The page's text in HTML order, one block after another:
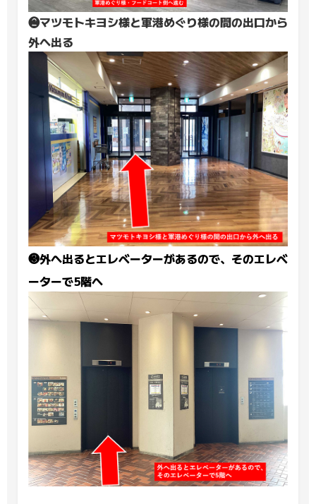
❷マツモトキヨシ様と軍港めぐり様の間の出口から
外へ出る
❸外へ出るとエレベーターがあるので、そのエレベ
ーターで5階へ